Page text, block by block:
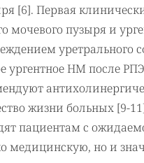
[6]. Первая
мочевого пузыря и
ургентное НМ после
жизни больных [9-
пациентам с
медицинскую, но и